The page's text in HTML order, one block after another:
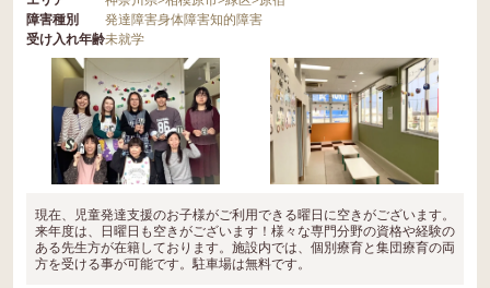
障害種別
発達障害身体障害知的障害
受け入れ年齢未就学
現在、児童発達支援のお子様がご利用できる曜日に空きがございます。
来年度は、日曜日も空きがございます！様々な専門分野の資格や経験の
ある先生方が在籍しております。施設内では、個別療育と集団療育の両
方を受ける事が可能です。駐車場は無料です。